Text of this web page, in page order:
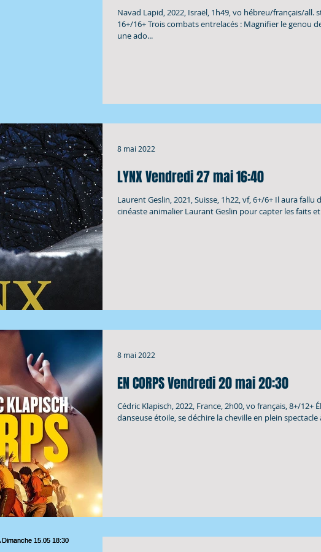
Navad Lapid, 2022, Israël, 1h49, vo hébreu/français/all.
16+/16+ Trois combats entrelacés : Magnifier le genou
une ado...
LYNX Vendredi 27 mai 16:40
Laurent Geslin, 2021, Suisse, 1h22, vf, 6+/6+ Il aura fallu
cinéaste animalier Laurant Geslin pour capter les faits et
8 mai 2022
EN CORPS Vendredi 20 mai 20:30
Cédric Klapisch, 2022, France, 2h00, vo français, 8+/12+
danseuse étoile, se déchire la cheville en plein spectacle
8 mai 2022